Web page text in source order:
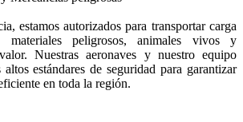
estamos autorizados para transportar carga
materiales peligrosos, animales vivos y
Nuestras aeronaves y nuestro equipo
estándares de seguridad para garantizar
en toda la región.